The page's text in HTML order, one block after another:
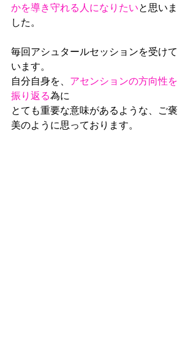
かを導き守れる人になりたいと思いま
した。
毎回アシュタールセッションを受けて
います。
自分自身を、 アセンションの方向性を
振り返る為に
とても重要な意味があるような、ご褒
美のように思っております。